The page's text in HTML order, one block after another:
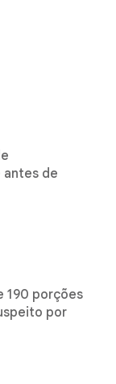
antes de
190 porções
por